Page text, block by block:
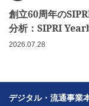
創立60周年の
分析：SIPRI
2026.07.28
デジタル・流通事業